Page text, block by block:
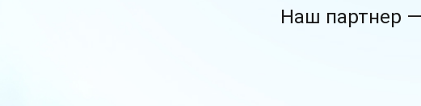
Наш партнер